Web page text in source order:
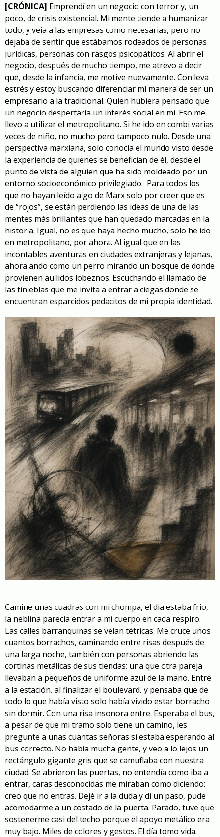
[CRÓNICA] Emprendí en un negocio con terror y, un
poco, de crisis existencial. Mi mente tiende a humanizar
todo, y veia a las empresas como necesarias, pero no
dejaba de sentir que estábamos rodeados de personas
jurídicas, personas con rasgos psicopáticos. Al abrir el
negocio, después de mucho tiempo, me atrevo a decir
que, desde la infancia, me motive nuevamente. Conlleva
estrés y estoy buscando diferenciar mi manera de ser un
empresario a la tradicional. Quien hubiera pensado que
un negocio despertaría un interés social en mi. Eso me
llevo a utilizar el metropolitano. Si he ido en combi varias
veces de niño, no mucho pero tampoco nulo. Desde una
perspectiva marxiana, solo conocía el mundo visto desde
la experiencia de quienes se benefician de él, desde el
punto de vista de alguien que ha sido moldeado por un
entorno socioeconómico privilegiado. Para todos los
que no hayan leído algo de Marx solo por creer que es
de “rojos”, se están perdiendo las ideas de una de las
mentes más brillantes que han quedado marcadas en la
historia. Igual, no es que haya hecho mucho, solo he ido
en metropolitano, por ahora. Al igual que en las
incontables aventuras en ciudades extranjeras y lejanas,
ahora ando como un perro mirando un bosque de donde
provienen aullidos lobeznos. Escuchando el llamado de
las tinieblas que me invita a entrar a ciegas donde se
encuentran esparcidos pedacitos de mi propia identidad.
Camine unas cuadras con mi chompa, el dia estaba frio,
la neblina parecía entrar a mi cuerpo en cada respiro.
Las calles barranquinas se veían tétricas. Me cruce unos
cuantos borrachos, caminando entre risas después de
una larga noche, también con personas abriendo las
cortinas metálicas de sus tiendas; una que otra pareja
llevaban a pequeños de uniforme azul de la mano. Entre
a la estación, al finalizar el boulevard, y pensaba que de
todo lo que había visto solo había vivido estar borracho
sin dormir. Con una risa insonora entre. Esperaba el bus,
a pesar de que mi tramo solo tiene un camino, les
pregunte a unas cuantas señoras si estaba esperando al
bus correcto. No había mucha gente, y veo a lo lejos un
rectángulo gigante gris que se camuflaba con nuestra
ciudad. Se abrieron las puertas, no entendía como iba a
entrar, caras desconocidas me miraban como diciendo:
creo que no entras. Dejé ir a la duda y di un paso, pude
acomodarme a un costado de la puerta. Parado, tuve que
sostenerme casi del techo porque el apoyo metálico era
muy bajo. Miles de colores y gestos. El día tomo vida.